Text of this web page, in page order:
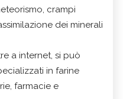
crampi
dei minerali
a internet, si può
in farine
farmacie e